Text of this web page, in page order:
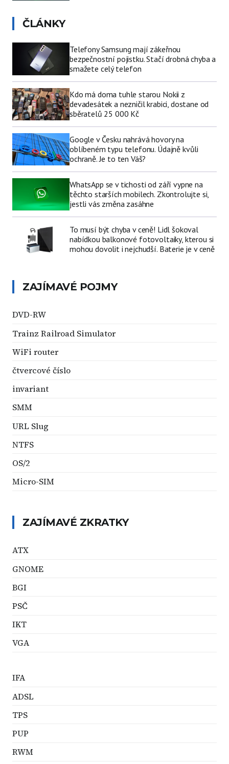
ČLÁNKY
Telefony Samsung mají zákeřnou
bezpečnostní pojistku. Stačí drobná chyba a
smažete celý telefon
Kdo má doma tuhle starou Nokii z
devadesátek a nezničil krabici, dostane od
sběratelů 25 000 Kč
Google v Česku nahrává hovory na
oblíbeném typu telefonu. Údajně kvůli
ochraně. Je to ten Váš?
WhatsApp se v tichosti od září vypne na
těchto starších mobilech. Zkontrolujte si,
jestli vás změna zasáhne
To musí být chyba v ceně! Lidl šokoval
nabídkou balkonové fotovoltaiky, kterou si
mohou dovolit i nejchudší. Baterie je v ceně
ZAJÍMAVÉ POJMY
DVD-RW
Trainz Railroad Simulator
WiFi router
čtvercové číslo
invariant
SMM
URL Slug
NTFS
OS/2
Micro-SIM
ZAJÍMAVÉ ZKRATKY
ATX
GNOME
BGI
PSČ
IKT
VGA
IFA
ADSL
TPS
PUP
RWM